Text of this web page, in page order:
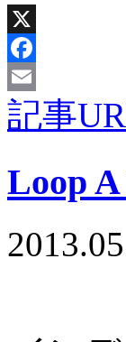
X
Facebook
Email
記事
Loop